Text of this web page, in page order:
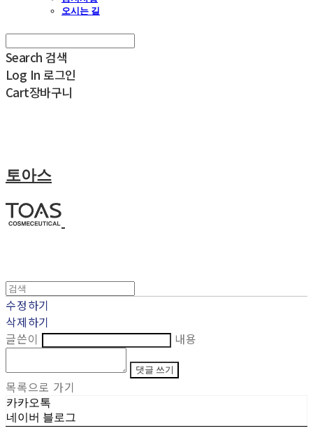
오시는 길
Search 검색
Log In 로그인
Cart장바구니
토아스
수정하기
삭제하기
글쓴이
내용
댓글 쓰기
목록으로 가기
카카오톡
네이버 블로그